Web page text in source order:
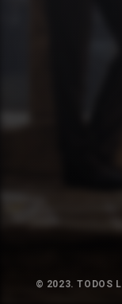
© 2023. TODOS